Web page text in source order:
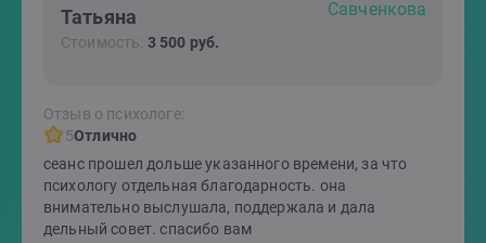
Татьяна
Стоимость: 3 500 руб.
Отзыв о психологе:
5Отлично
сеанс прошел дольше указанного времени, за что
психологу отдельная благодарность. она
внимательно выслушала, поддержала и дала
дельный совет. спасибо вам